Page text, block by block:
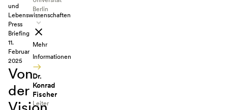
und
Lebenswissenschaften
Press
Briefing
11.
Februar
2025
Von
der
Berlin
Mehr
Informationen
Dr.
Konrad
Fischer
Leiter